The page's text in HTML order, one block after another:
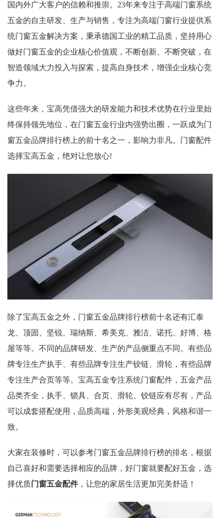
国内外广大客户的信赖和推崇。23年来专注于高端门窗系统
五金的自主研发、生产与销售，专注为高端门窗行业提供系
统门窗五金解决方案，秉承德国工业的精工品质，坚持用心
做好门窗五金的企业核心价值观，不断创新、不断突破，在
智造领域大力投入与探索，提高自身技术，增强企业核心竞
争力。
这些年来，宝高凭借强大的研发能力和技术优势在行业里始
终保持领先地位，在门窗五金行业内强势出圈，一跃成为门
窗五金品牌排行榜上的前十名之一，影响力非凡。门窗配件
选择宝高五金，绝对让您放心!
除了宝高五金之外，门窗五金品牌排行榜前十名还有汇泰
龙、顶固、坚锐、瑞纳斯、希美克、雅洁、诺托、好博、格
屋等等。不同的品牌研发、生产的产品侧重点不同。有些品
牌专注生产执手、有些品牌专注生产铰链、滑轮，有些品牌
专注生产合页等等。宝高五金专注系统门窗配件，五金产品
品类齐全，执手、锁具、合页、滑轮、铰链应有尽有，产品
可以成套搭配使用，品质高端，外形美观经典，风格和谐一
致。
大家在装修时，可以参考门窗五金品牌排行榜的排名，根据
自己喜好和需要选择相应的品牌，好门窗就要配好五金，选
择优质门窗五金配件，让您的家居生活更加完美舒适！